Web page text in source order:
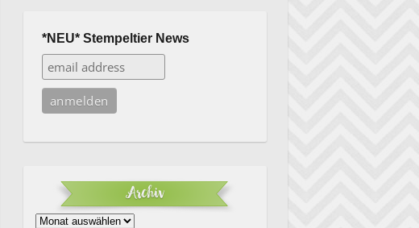
*NEU* Stempeltier News
Archiv
Archiv